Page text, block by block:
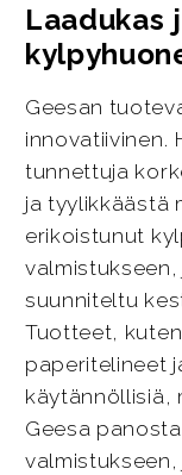
Laadukas
Geesan
innovatiivinen.
tunnettuja
ja tyylikkäästä
erikoistunut
suunniteltu
Tuotteet,
paperitelineet
käytännöllisiä,
Geesa